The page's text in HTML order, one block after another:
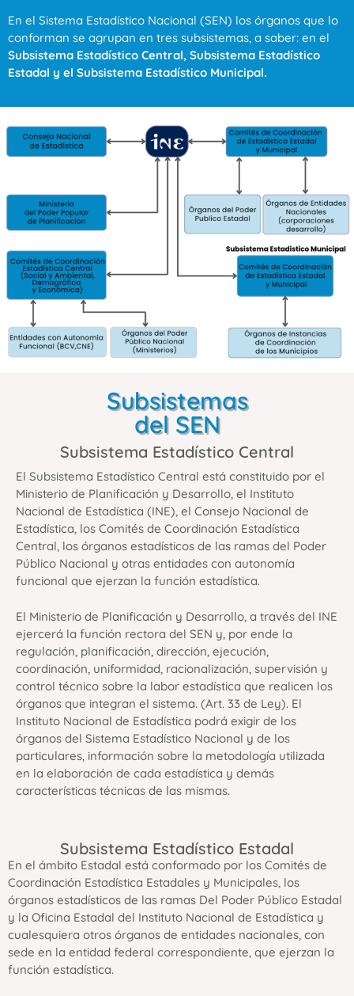
En el Sistema Estadístico Nacional (SEN) los órganos que lo
conforman se agrupan en tres subsistemas, a saber: en el
Subsistema Estadístico Central, Subsistema Estadístico
Estadal y el Subsistema Estadístico Municipal.
Subsistemas
del SEN
Subsistema Estadístico Central
El Subsistema Estadístico Central está constituido por el
Ministerio de Planificación y Desarrollo, el Instituto
Nacional de Estadística (INE), el Consejo Nacional de
Estadística, los Comités de Coordinación Estadística
Central, los órganos estadísticos de las ramas del Poder
Público Nacional y otras entidades con autonomía
funcional que ejerzan la función estadística.
El Ministerio de Planificación y Desarrollo, a través del INE
ejercerá la función rectora del SEN y, por ende la
regulación, planificación, dirección, ejecución,
coordinación, uniformidad, racionalización, supervisión y
control técnico sobre la labor estadística que realicen los
órganos que integran el sistema. (Art. 33 de Ley). El
Instituto Nacional de Estadística podrá exigir de los
órganos del Sistema Estadístico Nacional y de los
particulares, información sobre la metodología utilizada
en la elaboración de cada estadística y demás
características técnicas de las mismas.
Subsistema Estadístico Estadal
En el ámbito Estadal está conformado por los Comités de
Coordinación Estadística Estadales y Municipales, los
órganos estadísticos de las ramas Del Poder Público Estadal
y la Oficina Estadal del Instituto Nacional de Estadística y
cualesquiera otros órganos de entidades nacionales, con
sede en la entidad federal correspondiente, que ejerzan la
función estadística.